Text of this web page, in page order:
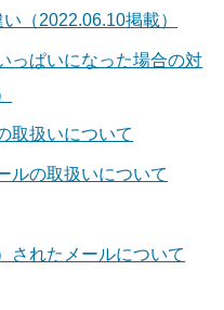
（2022.06.10掲載）
っぱいになった場合の対
取扱いについて
ルの取扱いについて
されたメールについて